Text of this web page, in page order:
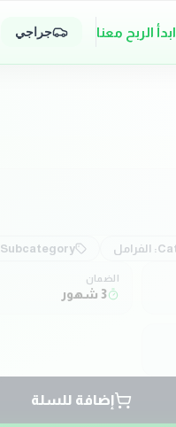
ابدأ الربح معنا جراجي
الفرامل Subcategory:
الضمان
3 شهور
إضافة للسلة